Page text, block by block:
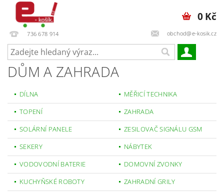
736 678 914 obchod@e-kosik.cz
0 Kč
DŮM A ZAHRADA
DÍLNA
MĚŘICÍ TECHNIKA
TOPENÍ
ZAHRADA
SOLÁRNÍ PANELE
ZESILOVAČ SIGNÁLU GSM
SEKERY
NÁBYTEK
VODOVODNÍ BATERIE
DOMOVNÍ ZVONKY
KUCHYŇSKÉ ROBOTY
ZAHRADNÍ GRILY